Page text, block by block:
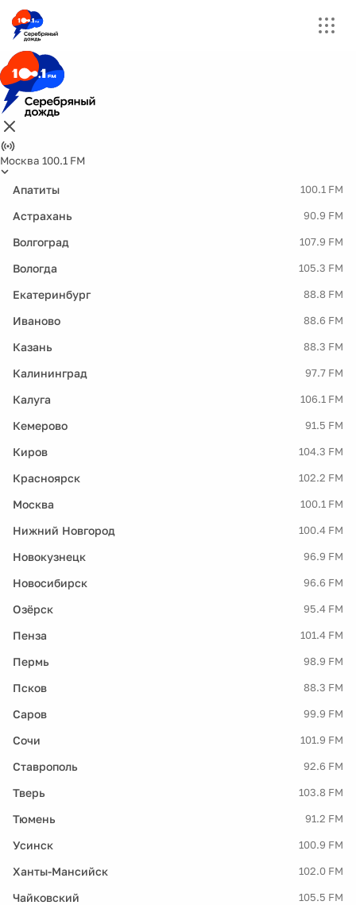
Москва 100.1 FM
Апатиты 100.1 FM
Астрахань 90.9 FM
Волгоград 107.9 FM
Вологда 105.3 FM
Екатеринбург 88.8 FM
Иваново 88.6 FM
Казань 88.3 FM
Калининград 97.7 FM
Калуга 106.1 FM
Кемерово 91.5 FM
Киров 104.3 FM
Красноярск 102.2 FM
Москва 100.1 FM
Нижний Новгород 100.4 FM
Новокузнецк 96.9 FM
Новосибирск 96.6 FM
Озёрск 95.4 FM
Пенза 101.4 FM
Пермь 98.9 FM
Псков 88.3 FM
Саров 99.9 FM
Сочи 101.9 FM
Ставрополь 92.6 FM
Тверь 103.8 FM
Тюмень 91.2 FM
Усинск 100.9 FM
Ханты-Мансийск 102.0 FM
Чайковский 105.5 FM